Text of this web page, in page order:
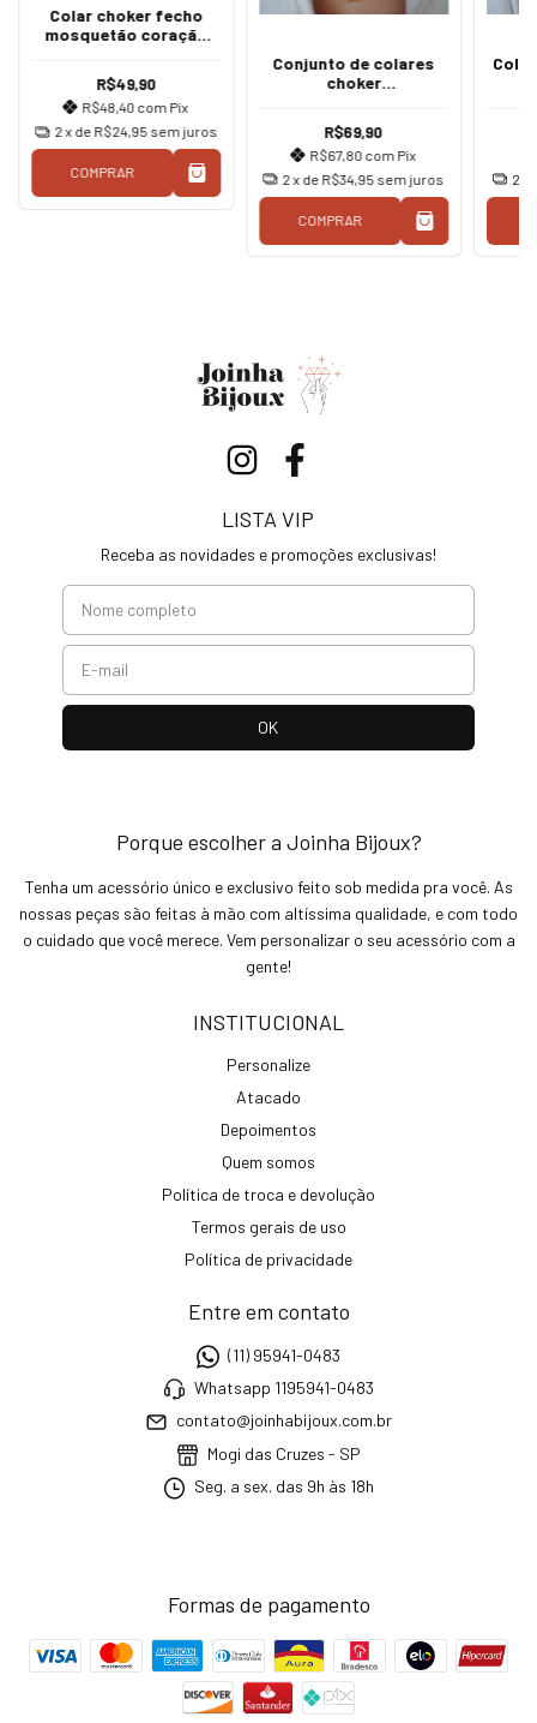
Colar choker fecho
mosquetão coração
R$49,90
R$48,40 com Pix
2x de R$24,95 sem juros
COMPRAR
Conjunto de colares
choker
sou o caminho a
verdade e a vida
R$69,90
R$67,80 com Pix
2 x de R$34,95 sem juros
COMPRAR
2
LISTA VIP
Receba as novidades e promoções exclusivas!
Porque escolher a Joinha Bijoux?
Tenha um acessório único e exclusivo feito sob medida pra você. As
nossas peças são feitas à mão com altíssima qualidade, e com todo
o cuidado que você merece. Vem personalizar o seu acessório com a
gente!
INSTITUCIONAL
Personalize
Atacado
Depoimentos
Quem somos
Política de troca e devolução
Termos gerais de uso
Política de privacidade
Entre em contato
(11) 95941-0483
Whatsapp 1195941-0483
contato@joinhabijoux.com.br
Mogi das Cruzes - SP
Seg. a sex. das 9h às 18h
Formas de pagamento